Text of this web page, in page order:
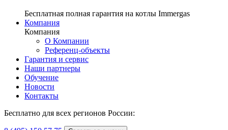
Бесплатная полная гарантия на котлы Immergas
Компания
Компания
О Компании
Референц-объекты
Гарантия и сервис
Наши партнеры
Обучение
Новости
Контакты
Бесплатно для всех регионов России: